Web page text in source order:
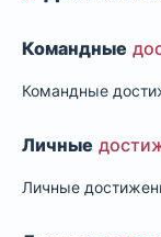
Командные
Командные
Личные
Личные